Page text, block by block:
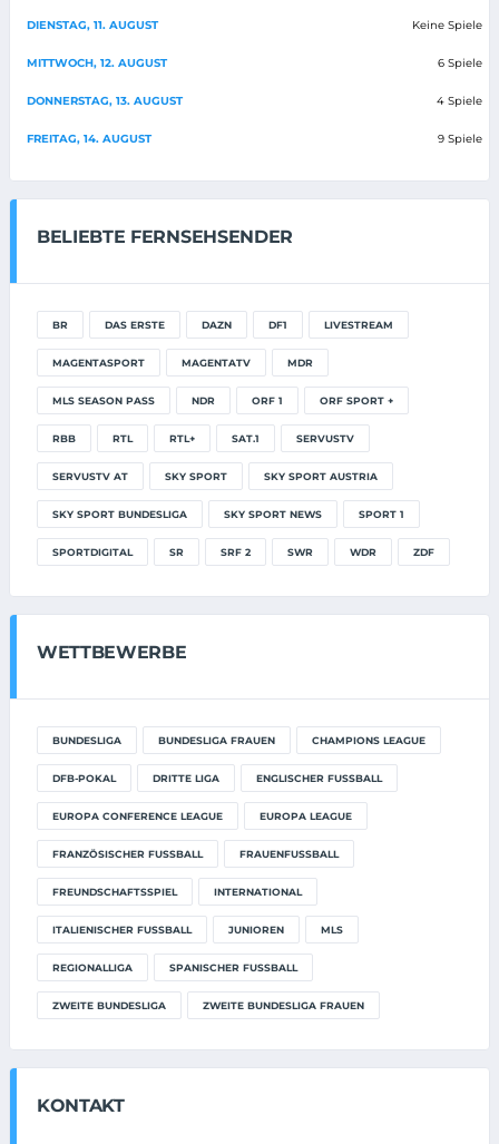
DIENSTAG, 11. AUGUST Keine Spiele
MITTWOCH, 12. AUGUST 6 Spiele
DONNERSTAG, 13. AUGUST 4 Spiele
FREITAG, 14. AUGUST 9 Spiele
BELIEBTE FERNSEHSENDER
BR DAS ERSTE DAZN DF1 LIVESTREAM
MAGENTASPORT MAGENTATV MDR
MLS SEASON PASS NDR ORF 1 ORF SPORT +
RBB RTL RTL+ SAT.1 SERVUSTV
SERVUSTV AT SKY SPORT SKY SPORT AUSTRIA
SKY SPORT BUNDESLIGA SKY SPORT NEWS SPORT 1
SPORTDIGITAL SR SRF 2 SWR WDR ZDF
WETTBEWERBE
BUNDESLIGA BUNDESLIGA FRAUEN CHAMPIONS LEAGUE
DFB-POKAL DRITTE LIGA ENGLISCHER FUSSBALL
EUROPA CONFERENCE LEAGUE EUROPA LEAGUE
FRANZÖSISCHER FUSSBALL FRAUENFUSSBALL
FREUNDSCHAFTSSPIEL INTERNATIONAL
ITALIENISCHER FUSSBALL JUNIOREN MLS
REGIONALLIGA SPANISCHER FUSSBALL
ZWEITE BUNDESLIGA ZWEITE BUNDESLIGA FRAUEN
KONTAKT